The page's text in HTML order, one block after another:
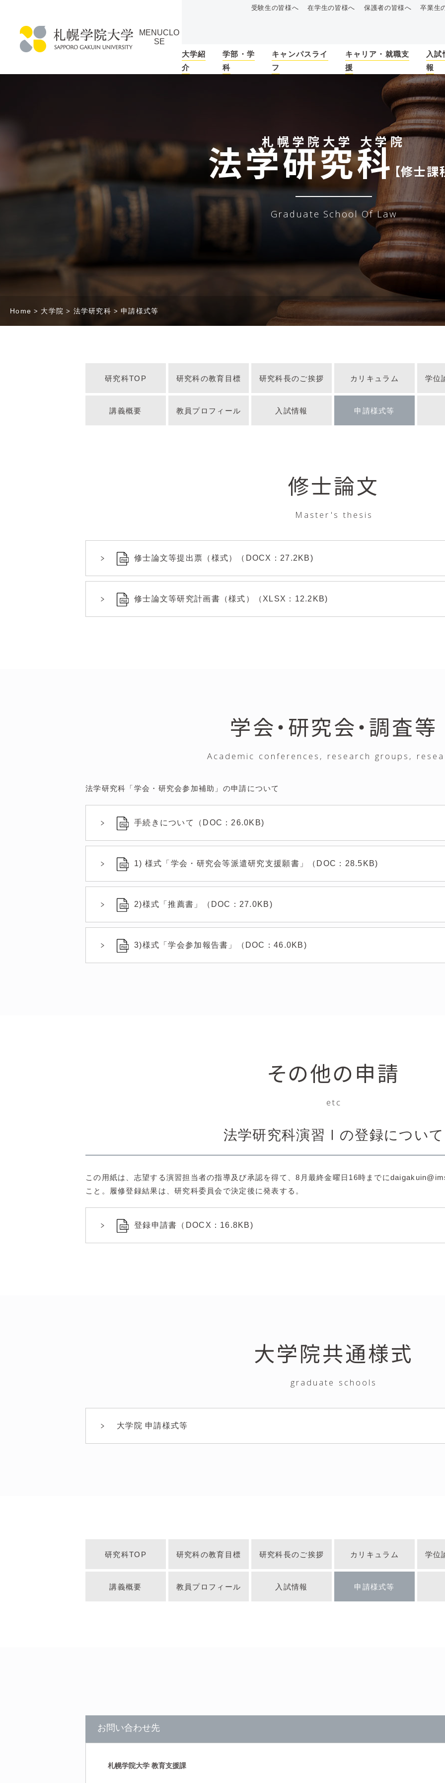
ュ
幌
MENUCLO
SE
受験生の皆様へ 在学生の皆様へ 保護者の皆様へ 卒業生
大学紹
介
学部・学
科
キャンパスライ
フ
キャリア・就職支
援
入試
報
札幌学院大学 大学院
法学研究科【修士課
Graduate School Of Law
Home 大学院 法学研究科 申請様式等
研究科TOP 研究科の教育目標 研究科長のご挨拶 カリキュラム 学位
講義概要 教員プロフィール 入試情報 申請様式等
修士論文
Master's thesis
修士論文等提出票（様式）（DOCX：27.2KB)
修士論文等研究計画書（様式）（XLSX：12.2KB)
学会・研究会・調査等
Academic conferences, research groups,
法学研究科「学会・研究会参加補助」の申請について
手続きについて（DOC：26.0KB)
1) 様式「学会・研究会等派遣研究支援願書」（DOC：28.5KB)
2)様式「推薦書」（DOC：27.0KB)
3)様式「学会参加報告書」（DOC：46.0KB)
その他の申請
etc
法学研究科演習Ⅰの登録について
この用紙は、志望する演習担当者の指導及び承認を得て、8月最終金曜日16時までに
こと。履修登録結果は、研究科委員会で決定後に発表する。
登録申請書（DOCX：16.8KB)
大学院共通様式
graduate schools
大学院 申請様式等
研究科TOP 研究科の教育目標 研究科長のご挨拶 カリキュラム 学位
講義概要 教員プロフィール 入試情報 申請様式等
お問い合わせ先
札幌学院大学 教育支援課
ッ